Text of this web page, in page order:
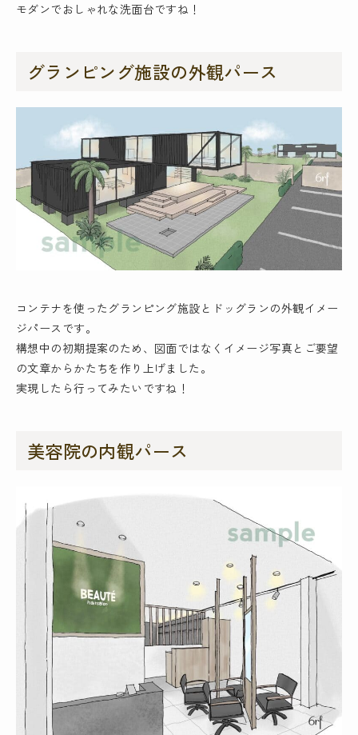
モダンでおしゃれな洗面台ですね！
グランピング施設の外観パース
コンテナを使ったグランピング施設とドッグランの外観イメー
ジパースです。
構想中の初期提案のため、図面ではなくイメージ写真とご要望
の文章からかたちを作り上げました。
実現したら行ってみたいですね！
美容院の内観パース